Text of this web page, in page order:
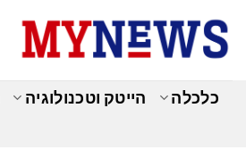
content
כלכלה הייטק וטכנולוגיה